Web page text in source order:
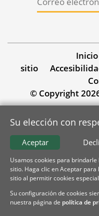
Inicio
sitio
© Copyright
Su elección con
Aceptar
Usamos cookies para
sitio. Haga clic en Aceptar
sitio al permitir cookies
Su configuración de cookies
nuestra página de política de